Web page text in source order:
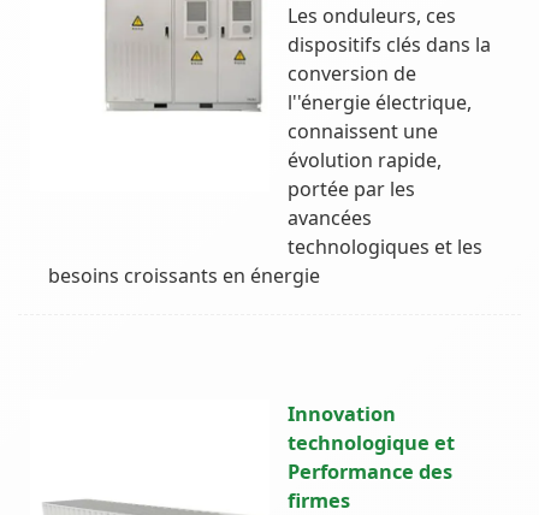
Les onduleurs, ces
dispositifs clés dans la
conversion de
l''énergie électrique,
connaissent une
évolution rapide,
portée par les
avancées
technologiques et les
besoins croissants en énergie
Innovation
technologique et
Performance des
firmes